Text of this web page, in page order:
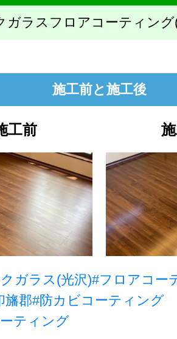
ガラスフロアコーティング
施工前と施工後
工前
ガラス(光沢)#フロアコー
旛郡#防カビコーティング
ティング